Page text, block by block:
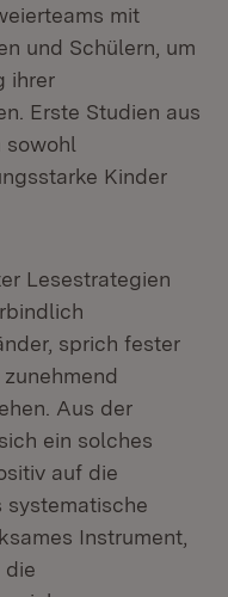
mit
und Schülern, um
ihrer
Erste Studien aus
sowohl
Kinder
Lesestrategien
sprich fester
Aus der
ein solches
auf die
systematische
Instrument,
die